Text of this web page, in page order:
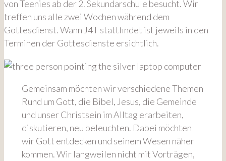
von Teenies ab der 2. Sekundarschule besucht. Wir
treffen uns alle zwei Wochen während dem
Gottesdienst. Wann J4T stattfindet ist jeweils in den
Terminen der Gottesdienste ersichtlich.
Gemeinsam möchten wir verschiedene Themen
Rund um Gott, die Bibel, Jesus, die Gemeinde
und unser Christsein im Alltag erarbeiten,
diskutieren, neu beleuchten. Dabei möchten
wir Gott entdecken und seinem Wesen näher
kommen. Wir langweilen nicht mit Vorträgen,